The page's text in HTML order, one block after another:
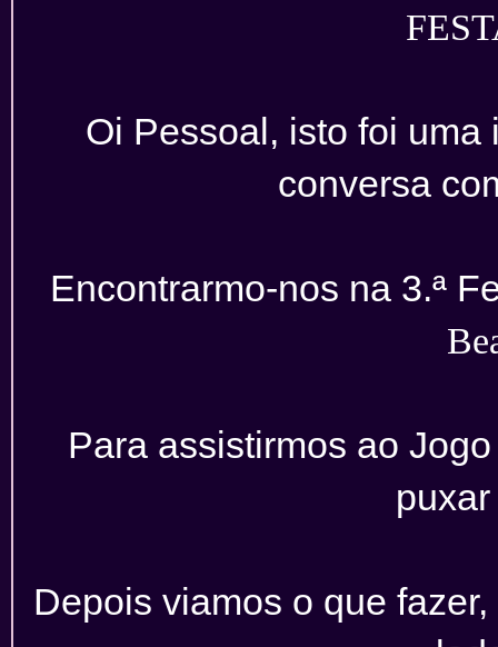
Oi Pessoal, isto foi
conversa
Encontrarmo-nos na 3.ª
Para assistirmos ao
Depois viamos o que